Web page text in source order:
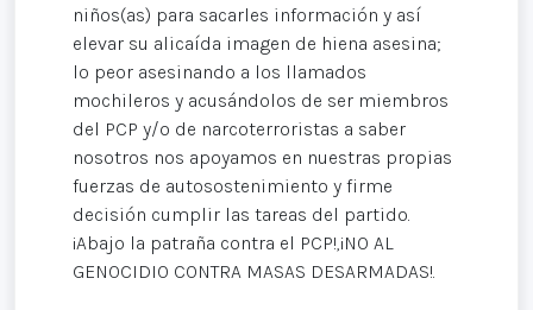
niños(as) para sacarles información y así
elevar su alicaída imagen de hiena asesina;
lo peor asesinando a los llamados
mochileros y acusándolos de ser miembros
del PCP y/o de narcoterroristas a saber
nosotros nos apoyamos en nuestras propias
fuerzas de autosostenimiento y firme
decisión cumplir las tareas del partido.
¡Abajo la patraña contra el PCP!,¡NO AL
GENOCIDIO CONTRA MASAS DESARMADAS!.